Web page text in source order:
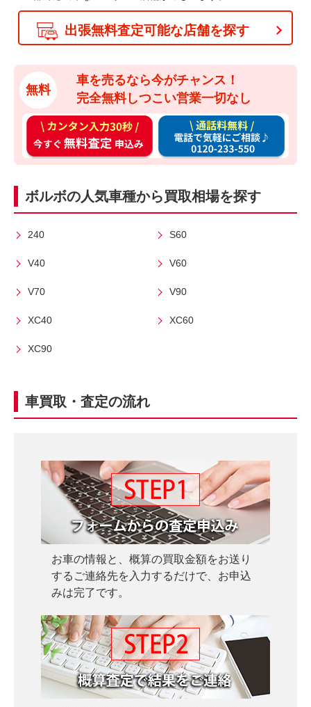
出張無料査定可能な店舗を探す
無料
車を売るなら今がチャンス！
完全無料しつこい営業一切なし
カ
ン
タ
入
力
3
秒
今
ぐ
定
申
通
料
料
お
電
で
気
に
ボルボの人気車種から買取相場を探す
240 S60
V40 V60
V70 V90
XC40 XC60
XC90
車買取・査定の流れ
お車の情報と、概算の買取金額をお送り
するご連絡先を入力するだけで、お申込
みは完了です。